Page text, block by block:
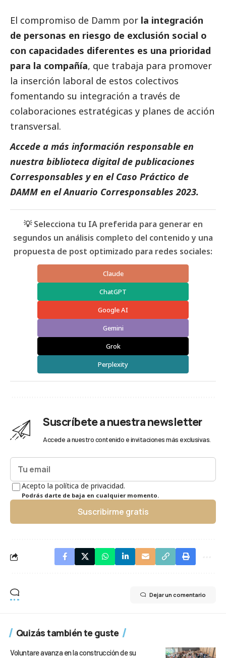
El compromiso de Damm por la integración
de personas en riesgo de exclusión social o
con capacidades diferentes es una prioridad
para la compañía, que trabaja para promover
la inserción laboral de estos colectivos
fomentando su integración a través de
colaboraciones estratégicas y planes de acción
transversal.
Accede a más información responsable en
nuestra biblioteca digital de publicaciones
Corresponsables y en el Caso Práctico de
DAMM en elAnuario Corresponsables 2023.
💡 Selecciona tu IA preferida para generar en
segundos un análisis completo del contenido y una
propuesta de post optimizado para redes sociales:
Claude
ChatGPT
Google AI
Gemini
Grok
Perplexity
Suscríbete a nuestra newsletter
Accede a nuestro contenido e invitaciones más exclusivas.
Acepto la política de privacidad.
Podrás darte de baja en cualquier momento.
Suscribirme gratis
Dejar un comentario
Quizás también te guste
Voluntare avanza en la construcción de su